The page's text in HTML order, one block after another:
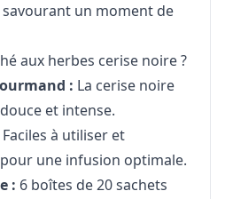
un moment de
aux herbes cerise noire ?
: La cerise noire
et intense.
Faciles à utiliser et
une infusion optimale.
: 6 boîtes de 20 sachets